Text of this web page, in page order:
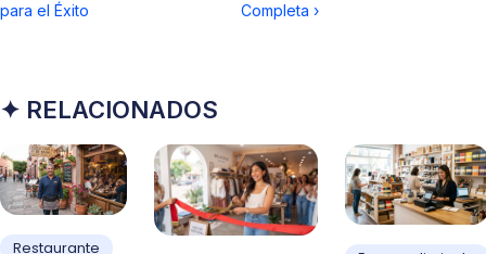
para el Éxito
Completa ›
✦ RELACIONADOS
Restaurante